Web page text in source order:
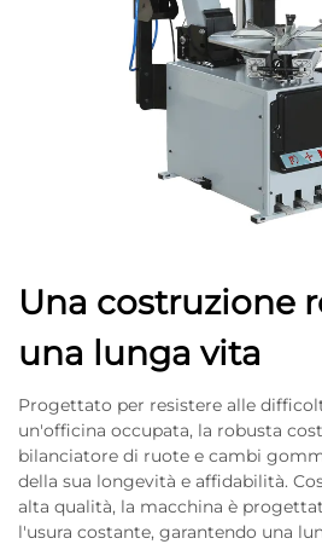
Una costruzione
una lunga vita
Progettato per resistere alle
un'officina occupata, la robusta
bilanciatore di ruote e cambi
della sua longevità e affidabilità.
alta qualità, la macchina è
l'usura costante, garantendo una